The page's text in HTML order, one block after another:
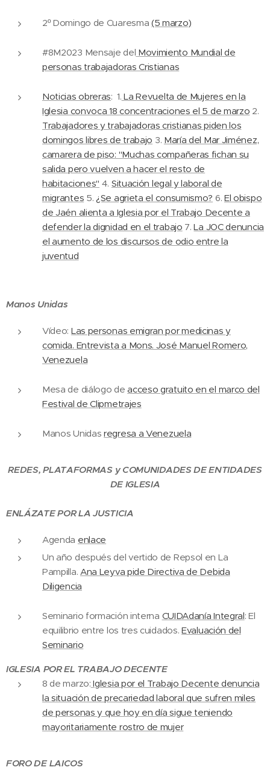
2º Domingo de Cuaresma(5 marzo)
#8M2023 Mensaje del Movimiento Mundial de
personas trabajadoras Cristianas
Noticias obreras: 1. La Revuelta de Mujeres en la
Iglesia convoca 18 concentraciones el 5 de marzo 2.
Trabajadores y trabajadoras cristianas piden los
domingos libres de trabajo 3. María del Mar Jiménez,
camarera de piso: "Muchas compañeras fichan su
salida pero vuelven a hacer el resto de
habitaciones" 4. Situación legal y laboral de
migrantes 5. ¿Se agrieta el consumismo? 6. El obispo
de Jaén alienta a Iglesia por el Trabajo Decente a
defender la dignidad en el trabajo 7.La JOC denuncia
el aumento de los discursos de odio entre la
juventud
Manos Unidas
Vídeo: Las personas emigran por medicinas y
comida. Entrevista a Mons. José Manuel Romero,
Venezuela
Mesa de diálogo deacceso gratuito en el marco del
Festival de Clipmetrajes
Manos Unidasregresa a Venezuela
REDES, PLATAFORMAS y COMUNIDADES DE ENTIDADES
DE IGLESIA
ENLÁZATE POR LA JUSTICIA
Agenda enlace
Un año después del vertido de Repsol en La
Pampilla. Ana Leyva pide Directiva de Debida
Diligencia
Seminario formación interna CUIDAdanía Integral: El
equilibrio entre los tres cuidados.Evaluación del
Seminario
IGLESIA POR EL TRABAJO DECENTE
8 de marzo: Iglesia por el Trabajo Decente denuncia
la situación de precariedad laboral que sufren miles
de personas y que hoy en día sigue teniendo
mayoritariamente rostro de mujer
FORO DE LAICOS